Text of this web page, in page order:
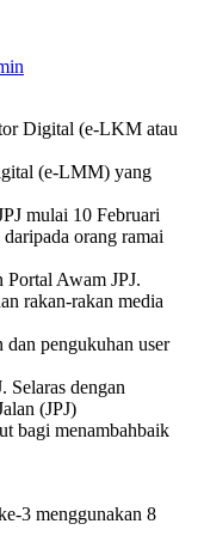
Digital (e-LKM atau
(e-LMM) yang
mulai 10 Februari
orang ramai
Portal Awam JPJ.
rakan-rakan media
pengukuhan user
Selaras dengan
(JPJ)
bagi menambahbaik
3 menggunakan 8